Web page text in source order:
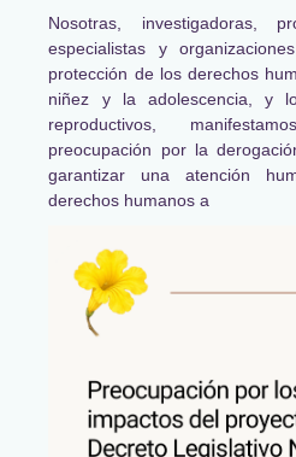
Nosotras, investigadoras,
especialistas y
protección de los derechos
niñez y la adolescencia, y
reproductivos,
preocupación por la
garantizar una atención
derechos humanos a